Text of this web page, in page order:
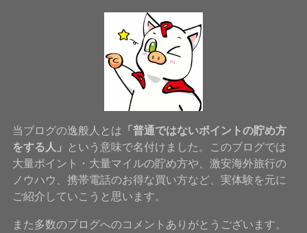
当ブログの逸般人とは 「普通ではないポイントの貯め方
をする人」
という意味で名付けました。このブログでは
大量ポイント・大量マイルの貯め方や、激安海外旅行の
ノウハウ、携帯電話のお得な買い方など、実体験を元に
ご紹介していこうと思います。
また多数のブログへのコメントありがとうございます。